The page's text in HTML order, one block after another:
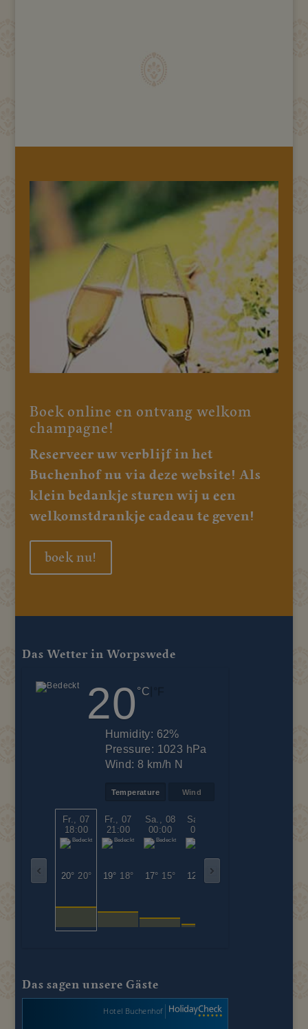
Boek online en ontvang welkom
champagne!
Reserveer uw verblijf in het
Buchenhof nu via deze website! Als
klein bedankje sturen wij u een
welkomstdrankje cadeau te geven!
boek nu!
Das Wetter in Worpswede
20 °C
Humidity: 62%
Pressure: 1023 hPa
Wind:8 km/h N
Temperature Wind
Fr., 07
18:00
20° 20°
Fr., 07
21:00
19° 18°
Sa., 08
00:00
17° 15°
Sa., 08
03:00
12° 12°
Das sagen unsere Gäste
Hotel Buchenhof